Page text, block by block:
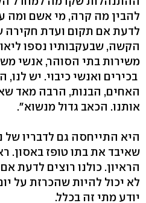
להבין מה קרה, מי אשם ומה
לדעת אם תקום ועדת
הקשה, שבעקבותיו נספו
משירות בתי הסוהר, אנשי
בכירים ואנשי כיבוי. יש
האחים, הבנות, הרבה מאד
אותנו. הכאב גדול מנשוא".
היא התייחסה גם לדבריו של
שאיבד את בתו טופז באסון.
הראיון. כולנו רוצים לדעת
לא יכול להיות שהכרזת על
יודע מתי זה בכלל.